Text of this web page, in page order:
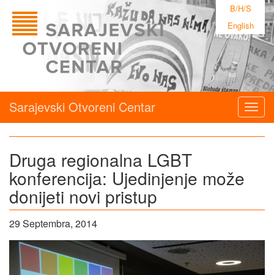
B/H/S
English
Sarajevski Otvoreni Centar
Druga regionalna LGBT
konferencija: Ujedinjenje može
donijeti novi pristup
29 Septembra, 2014